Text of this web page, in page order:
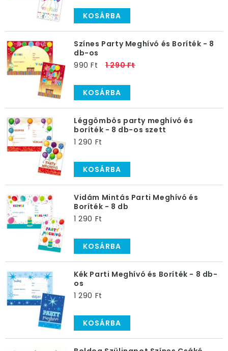
KOSÁRBA
Színes Party Meghívó és Boríték - 8
db-os
990 Ft
1 290 Ft
KOSÁRBA
Léggömbös party meghívó és
boríték - 8 db-os szett
1 290 Ft
KOSÁRBA
Vidám Mintás Parti Meghívó és
Boríték - 8 db
1 290 Ft
KOSÁRBA
Kék Parti Meghívó és Boríték - 8 db-
os
1 290 Ft
KOSÁRBA